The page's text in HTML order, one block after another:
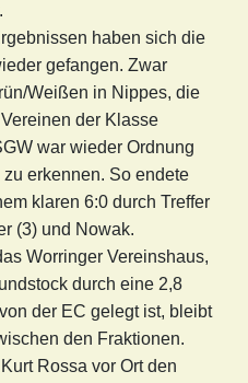
haben sich die
gefangen. Zwar
Weißen in Nippes, die
der Klasse
war wieder Ordnung
erkennen. So endete
klaren 6:0 durch Treffer
(3) und Nowak.
Worringer Vereinshaus,
durch eine 2,8
der EC gelegt ist, bleibt
den Fraktionen.
Rossa vor Ort den